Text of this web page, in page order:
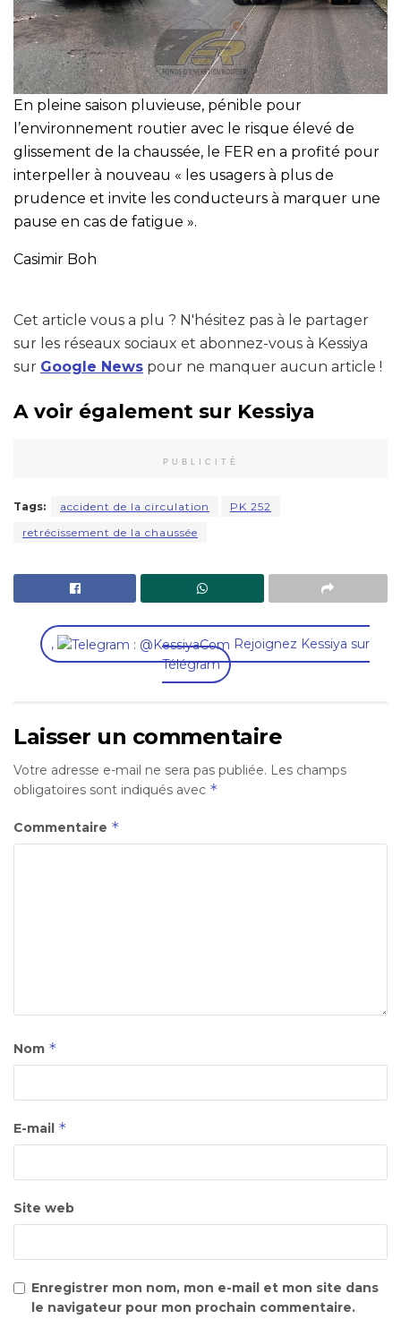
En pleine saison pluvieuse, pénible pour
l’environnement routier avec le risque élevé de
glissement de la chaussée, le FER en a profité pour
interpeller à nouveau « les usagers à plus de
prudence et invite les conducteurs à marquer une
pause en cas de fatigue ».
Casimir Boh
Cet article vous a plu ? N'hésitez pas à le partager
sur les réseaux sociaux et abonnez-vous à Kessiya
sur Google News pour ne manquer aucun article !
A voir également sur Kessiya
PUBLICITÉ
Tags: accident de la circulation
PK 252
retrécissement de la chaussée
,
Rejoignez Kessiya sur
Télégram
Laisser un commentaire
Votre adresse e-mail ne sera pas publiée. Les champs
obligatoires sont indiqués avec *
Commentaire *
Nom *
E-mail *
Site web
Enregistrer mon nom, mon e-mail et mon site dans
le navigateur pour mon prochain commentaire.